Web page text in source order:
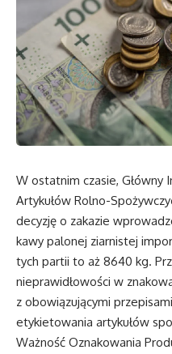
W ostatnim czasie, Główny
Artykułów Rolno-
decyzję o zakazie
kawy palonej ziarnistej
tych partii to aż 8640 kg.
nieprawidłowości w
z obowiązującymi
etykietowania artykułów
Ważność Oznakowania